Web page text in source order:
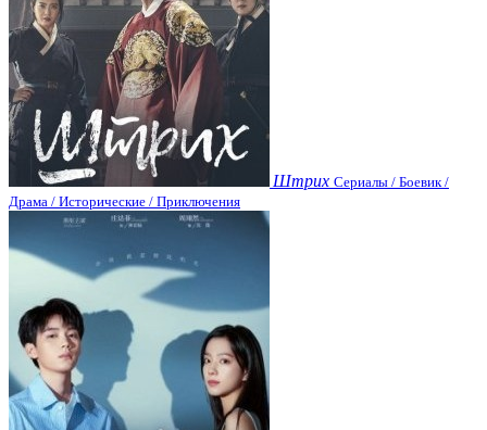
Штрих Сериалы / Боевик /
Драма / Исторические / Приключения